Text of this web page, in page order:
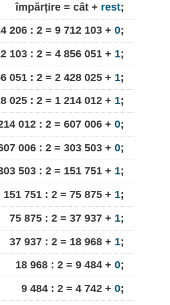
împărțire = cât + rest;
206 : 2 = 9 712 103 + 0;
103 : 2 = 4 856 051 + 1;
051 : 2 = 2 428 025 + 1;
025 : 2 = 1 214 012 + 1;
012 : 2 = 607 006 + 0;
006 : 2 = 303 503 + 0;
503 : 2 = 151 751 + 1;
151 751 : 2 = 75 875 + 1;
75 875 : 2 = 37 937 + 1;
37 937 : 2 = 18 968 + 1;
18 968 : 2 = 9 484 + 0;
9 484 : 2 = 4 742 + 0;